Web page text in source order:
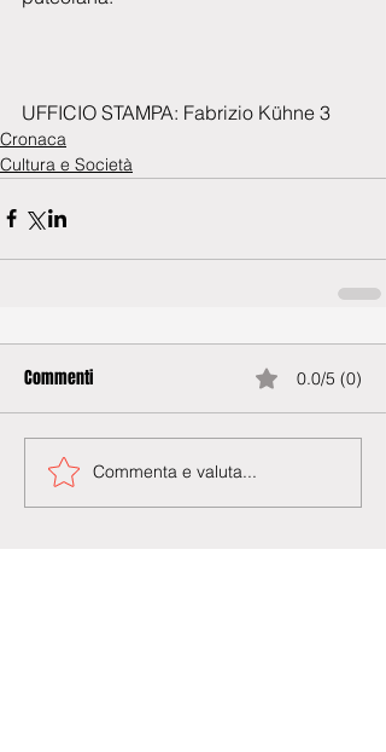
UFFICIO STAMPA: Fabrizio Kühne 3
Cronaca
Cultura e Società
Commenti 0.0/5 (0)
Commenta e valuta...